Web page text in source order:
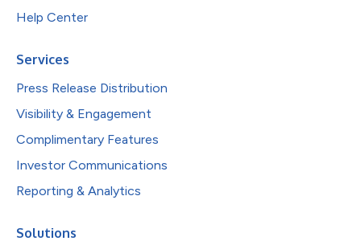
Help Center
Services
Press Release Distribution
Visibility & Engagement
Complimentary Features
Investor Communications
Reporting & Analytics
Solutions